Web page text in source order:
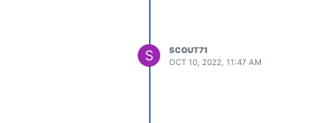
S
SCOUT71
OCT 10, 2022, 11:47 AM